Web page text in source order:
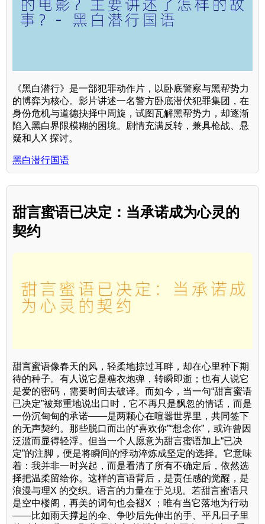
《黑白潜行》是一部犯罪动作片，以卧底警察与黑帮势力
的博弈为核心。影片讲述一名警方卧底潜伏犯罪集团，在
身份危机与道德抉择中周旋，试图瓦解黑帮势力，却逐渐
陷入黑白界限模糊的困境。剧情充满反转，兼具枪战、悬
疑和人X 探讨。
黑白潜行国语
甜言蜜语已决定：当承诺成为心灵的
契约
甜言蜜语像春天的风，轻柔地掠过耳畔，却在心里种下期
待的种子。有人说它是糖衣炮弹，转瞬即逝；也有人说它
是爱的密码，需要时间去破译。而如今，当一句“甜言蜜语
已决定”被郑重地说出口时，它不再只是飘忽的情话，而是
一份沉甸甸的承诺——是两颗心在喧嚣世界里，共同签下
的无声契约。那些脱口而出的“喜欢你”“想念你”，或许曾因
泛滥而显得轻浮。但当一个人愿意为甜言蜜语加上“已决
定”的注脚，便是将瞬间的悸动淬炼成坚定的选择。它意味
着：我并非一时兴起，而是看清了所有不确定后，依然选
择把温柔留给你。这样的言语背后，是责任感的觉醒，是
浪漫与理X 的交织。语言的力量在于兑现。若甜言蜜语只
是空中楼阁，再美的词句也会褪X ；唯有当它落地为行动
——比如雨天撑起的伞、争吵后先伸出的手、平凡日子里